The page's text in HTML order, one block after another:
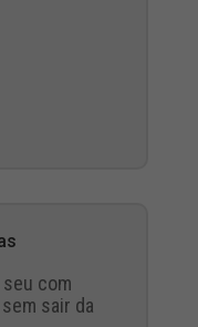
com
sair da